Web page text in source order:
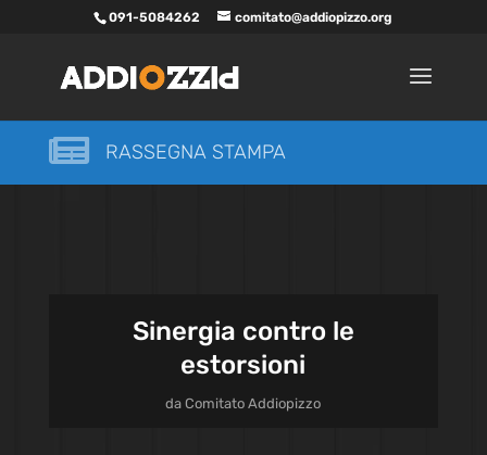
091-5084262 comitato@addiopizzo.org
 RASSEGNA STAMPA
Sinergia contro le
estorsioni
daComitato Addiopizzo